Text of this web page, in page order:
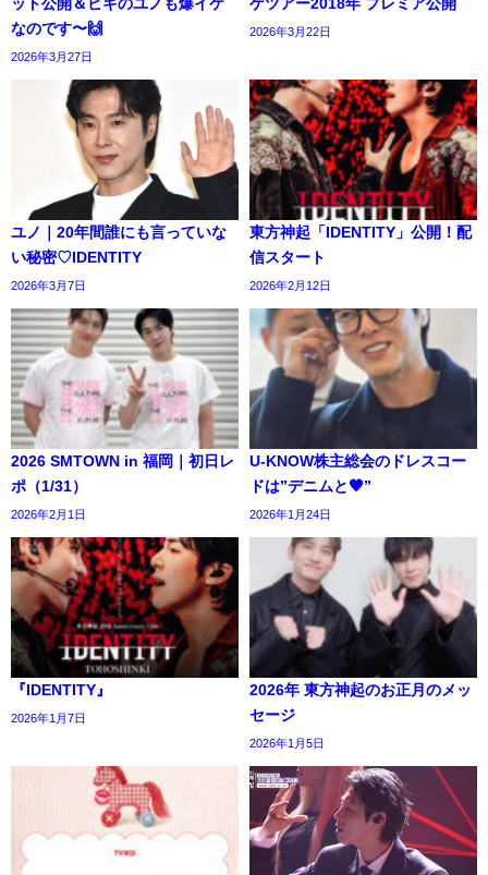
なのです〜🙌
2026年3月27日
2026年3月22日
ユノ｜20年間誰にも言っていな
い秘密♡IDENTITY
2026年3月7日
東方神起「IDENTITY」公開！配
信スタート
2026年2月12日
2026 SMTOWN in 福岡｜初日レ
ポ（1/31）
2026年2月1日
U-KNOW株主総会のドレスコー
ドは”デニムと🖤”
2026年1月24日
『IDENTITY』
2026年1月7日
2026年 東方神起のお正月のメッ
セージ
2026年1月5日